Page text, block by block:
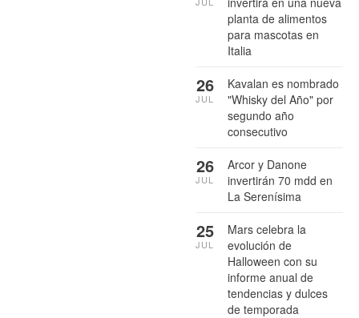
planta de alimentos
para mascotas en
Italia
Kavalan es nombrado
"Whisky del Año" por
segundo año
consecutivo
26
JUL
Arcor y Danone
invertirán 70 mdd en
La Serenísima
26
JUL
Mars celebra la
evolución de
Halloween con su
informe anual de
tendencias y dulces
de temporada
25
JUL